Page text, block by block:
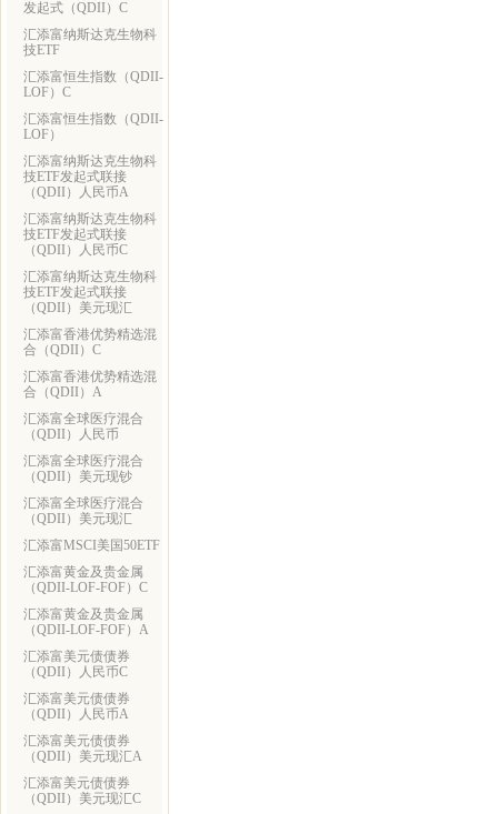
发起式（QDII）C
汇添富纳斯达克生物科
技ETF
汇添富恒生指数（QDII-
LOF）C
汇添富恒生指数（QDII-
LOF）
汇添富纳斯达克生物科
技ETF发起式联接
（QDII）人民币A
汇添富纳斯达克生物科
技ETF发起式联接
（QDII）人民币C
汇添富纳斯达克生物科
技ETF发起式联接
（QDII）美元现汇
汇添富香港优势精选混
合（QDII）C
汇添富香港优势精选混
合（QDII）A
汇添富全球医疗混合
（QDII）人民币
汇添富全球医疗混合
（QDII）美元现钞
汇添富全球医疗混合
（QDII）美元现汇
汇添富MSCI美国50ETF
汇添富黄金及贵金属
（QDII-LOF-FOF）C
汇添富黄金及贵金属
（QDII-LOF-FOF）A
汇添富美元债债券
（QDII）人民币C
汇添富美元债债券
（QDII）人民币A
汇添富美元债债券
（QDII）美元现汇A
汇添富美元债债券
（QDII）美元现汇C